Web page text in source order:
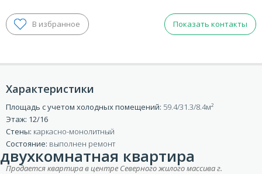
ВХОД ДЛЯ КЛИЕНТОВ
Показать контакты
Характеристики
Площадь с учетом холодных помещений: 59.4/31.3/8.4
Этаж: 12/16
Стены: каркасно-монолитный
Состояние: выполнен ремонт
двухкомнатная квартира
Продается квартира в центре Северного жилого массива г.